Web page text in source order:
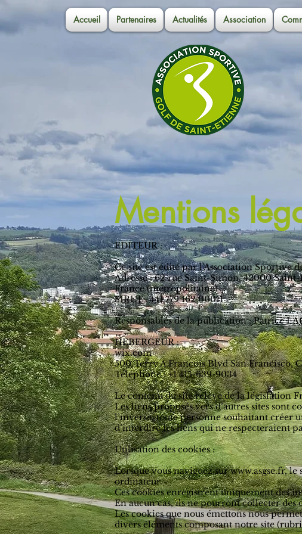
Accueil Partenaires Actualités Association
Mentions
EDITEUR :
Ce site est édité par l'Association Sportive
Adresse : 62 rue Saint-Simon, 42000
France (métropolitaine)
SIRET : 441 779 162 00011
Responsables de la publication : Patrice
HEBERGEUR :
wix.com
500 Terry A Francois Blvd San Francisco,
Téléphone : +1 415-639-9034​​
Le contenu du site relève de la législation
Les liens proposés vers d’autres sites sont
l’inverse, toute personne souhaitant créer
d’interdire les liens qui ne respecteraient
Utilisation des cookies :
Lorsque vous naviguez sur www.asgse.fr,le
ordinateur.
Ces cookies enregistrent uniquement des
En aucun cas, ils ne pourront collecter des
Les cookies que nous émettons nous
divers éléments composant notre site